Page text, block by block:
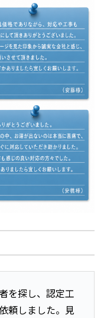
を探し、認定工
頼しました。見